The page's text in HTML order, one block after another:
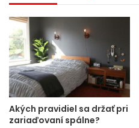
Akých pravidiel sa držať pri
zariaďovaní spálne?